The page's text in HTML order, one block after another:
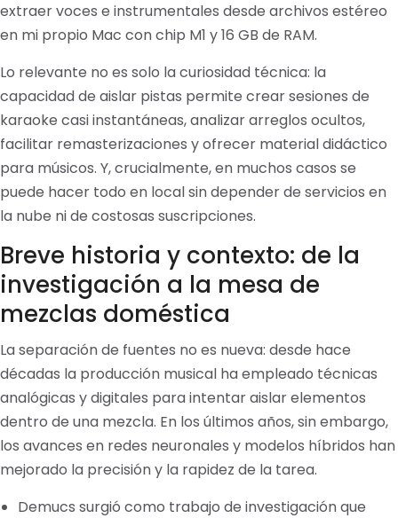
extraer voces e instrumentales desde archivos estéreo
en mi propio Mac con chip M1 y 16 GB de RAM.
Lo relevante no es solo la curiosidad técnica: la
capacidad de aislar pistas permite crear sesiones de
karaoke casi instantáneas, analizar arreglos ocultos,
facilitar remasterizaciones y ofrecer material didáctico
para músicos. Y, crucialmente, en muchos casos se
puede hacer todo en local sin depender de servicios en
la nube ni de costosas suscripciones.
Breve historia y contexto: de la
investigación a la mesa de
mezclas doméstica
La separación de fuentes no es nueva: desde hace
décadas la producción musical ha empleado técnicas
analógicas y digitales para intentar aislar elementos
dentro de una mezcla. En los últimos años, sin embargo,
los avances en redes neuronales y modelos híbridos han
mejorado la precisión y la rapidez de la tarea.
Demucs surgió como trabajo de investigación que